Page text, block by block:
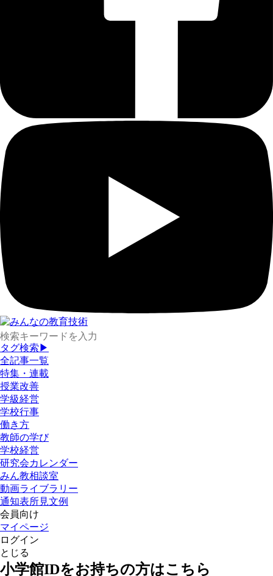
タグ検索▶
全記事一覧
特集・連載
授業改善
学級経営
学校行事
働き方
教師の学び
学校経営
研究会カレンダー
みん教相談室
動画ライブラリー
通知表所見文例
会員向け
マイページ
ログイン
とじる
小学館IDをお持ちの方はこちら